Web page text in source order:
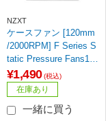
NZXT
ケースファン [120mm
/2000RPM] F Series S
tatic Pressure Fans12
0 (2024) ブラック RF-
P12SF-B2 【864】
¥1,490 (税込)
在庫あり
一緒に買う